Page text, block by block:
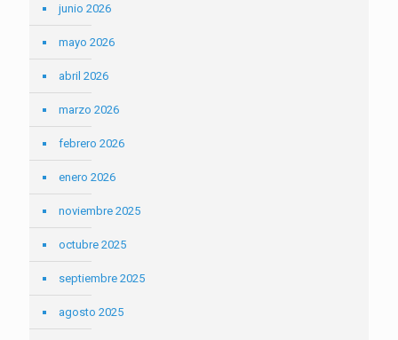
junio 2026
mayo 2026
abril 2026
marzo 2026
febrero 2026
enero 2026
noviembre 2025
octubre 2025
septiembre 2025
agosto 2025